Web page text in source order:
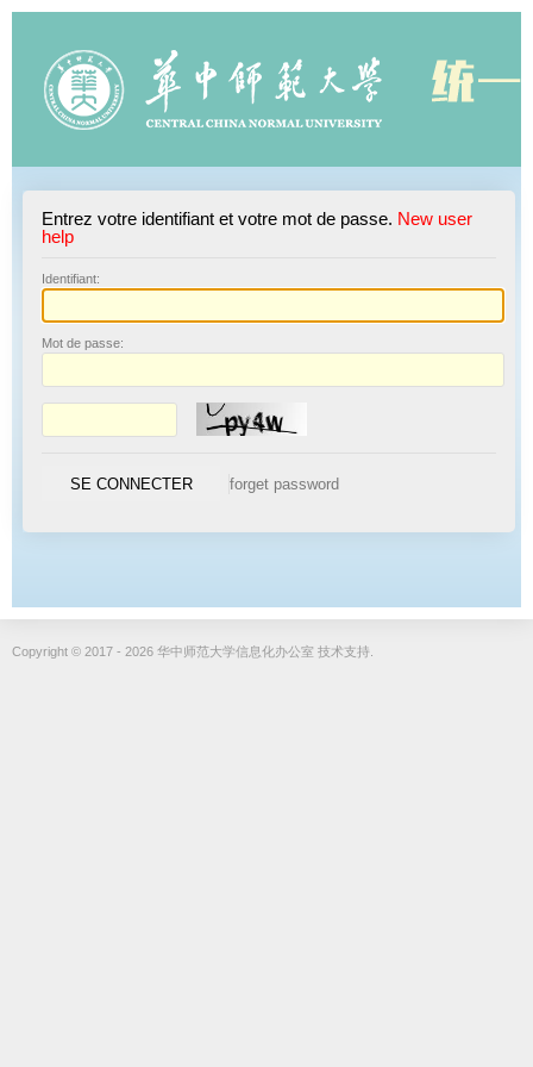
Entrez votre identifiant et votre mot de passe. New user
help
Identifiant:
Mot de passe:
Copyright © 2017 - 2026 华中师范大学信息化办公室 技术支持.